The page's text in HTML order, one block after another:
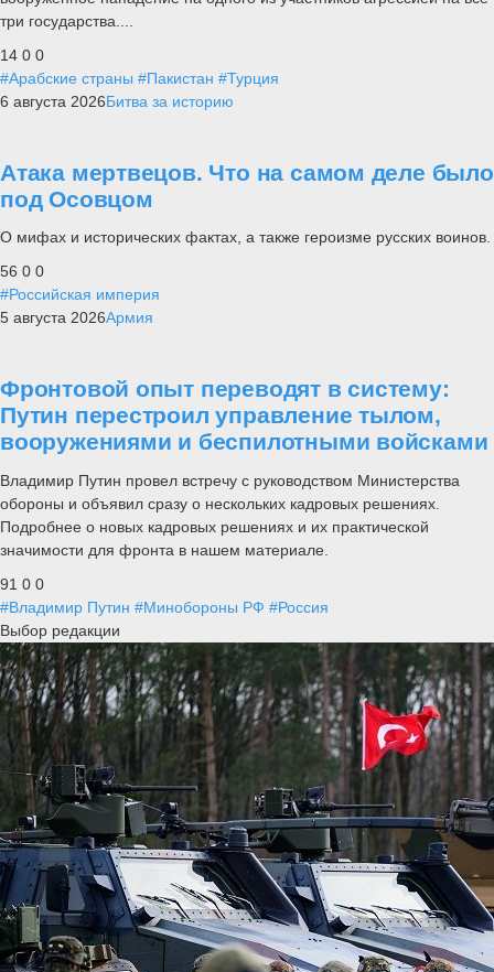
три государства....
14 0 0
#Арабские страны #Пакистан #Турция
6 августа 2026Битва за историю
Атака мертвецов. Что на самом деле было
под Осовцом
О мифах и исторических фактах, а также героизме русских воинов.
56 0 0
#Российская империя
5 августа 2026Армия
Фронтовой опыт переводят в систему:
Путин перестроил управление тылом,
вооружениями и беспилотными войсками
Владимир Путин провел встречу с руководством Министерства
обороны и объявил сразу о нескольких кадровых решениях.
Подробнее о новых кадровых решениях и их практической
значимости для фронта в нашем материале.
91 0 0
#Владимир Путин #Минобороны РФ #Россия
Выбор редакции